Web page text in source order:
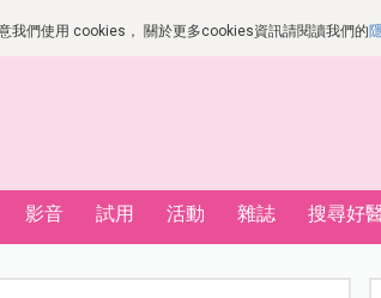
我們使用 cookies， 關於更多cookies資訊請閱讀我們的
影音 試用 活動 雜誌 搜尋好